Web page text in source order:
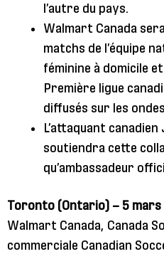
l’autre du pays.
Walmart Canada
matchs de l’équipe
féminine à domicile
Première ligue
diffusés sur les
L’attaquant
soutiendra cette
qu’ambassadeur
Toronto (Ontario) – 5 mars
Walmart Canada, Canada
commerciale Canadian